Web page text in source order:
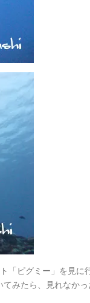
「ピグミー」を見に
みたら、見れなか